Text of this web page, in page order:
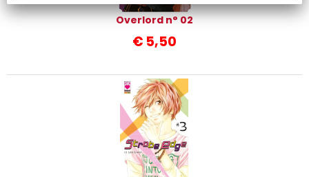
Overlord n° 02
€ 5,50